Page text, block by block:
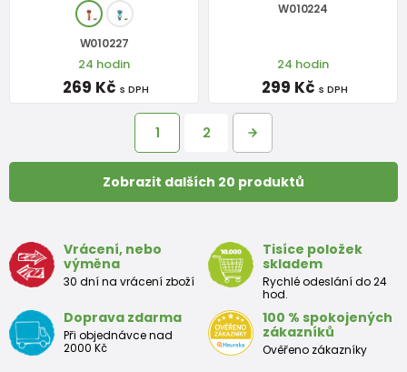
W010227
24 hodin
269 Kč s DPH
W010224
24 hodin
299 Kč s DPH
1 2
Zobrazit dalších 20 produktů
Vrácení, nebo
výměna
30 dní na vrácení zboží
Tisíce položek
skladem
Rychlé odeslání do 24
hod.
Doprava zdarma
Při objednávce nad
2000 Kč
100 % spokojených
zákazníků
Ověřeno zákazníky